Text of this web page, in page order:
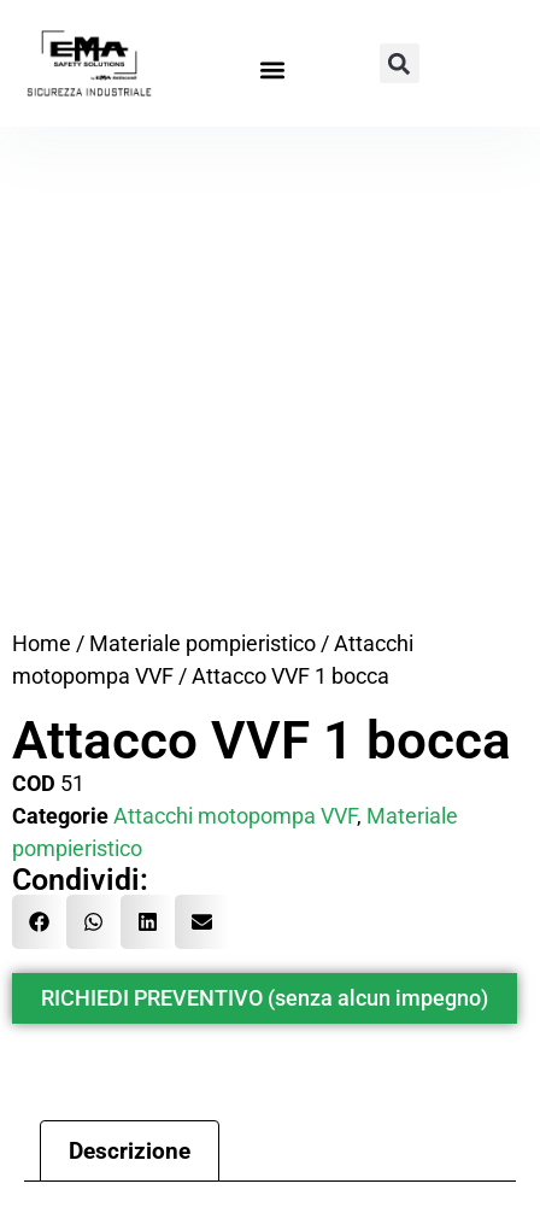
Home / Materiale pompieristico /Attacchi
motopompa VVF / Attacco VVF 1 bocca
Attacco VVF 1 bocca
COD 51
CategorieAttacchi motopompa VVF, Materiale
pompieristico
Condividi:
RICHIEDI PREVENTIVO (senza alcun impegno)
Descrizione